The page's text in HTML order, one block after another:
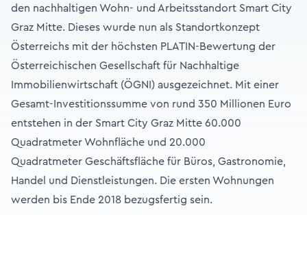
den nachhaltigen Wohn- und Arbeitsstandort Smart City
Graz Mitte. Dieses wurde nun als Standortkonzept
Österreichs mit der höchsten PLATIN-Bewertung der
Österreichischen Gesellschaft für Nachhaltige
Immobilienwirtschaft (ÖGNI) ausgezeichnet. Mit einer
Gesamt-Investitionssumme von rund 350 Millionen Euro
entstehen in der Smart City Graz Mitte 60.000
Quadratmeter Wohnfläche und 20.000
Quadratmeter Geschäftsfläche für Büros, Gastronomie,
Handel und Dienstleistungen. Die ersten Wohnungen
werden bis Ende 2018 bezugsfertig sein.